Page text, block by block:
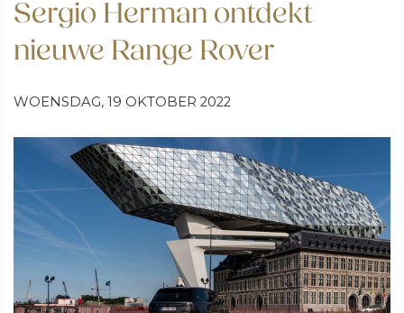
Sergio Herman ontdekt
nieuwe Range Rover
WOENSDAG, 19 OKTOBER 2022